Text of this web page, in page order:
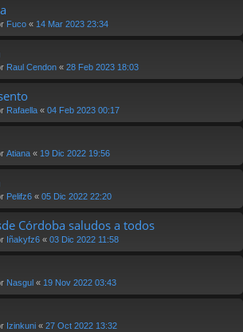
Fuco « 14 Mar 2023 23:34
Raul Cendon « 28 Feb 2023 18:03
Rafaella « 04 Feb 2023 00:17
Atiana « 19 Dic 2022 19:56
Pelifz6 « 05 Dic 2022 22:20
Córdoba saludos a todos
Iñakyfz6 « 03 Dic 2022 11:58
Nasgul « 19 Nov 2022 03:43
Izinkuni « 27 Oct 2022 13:32